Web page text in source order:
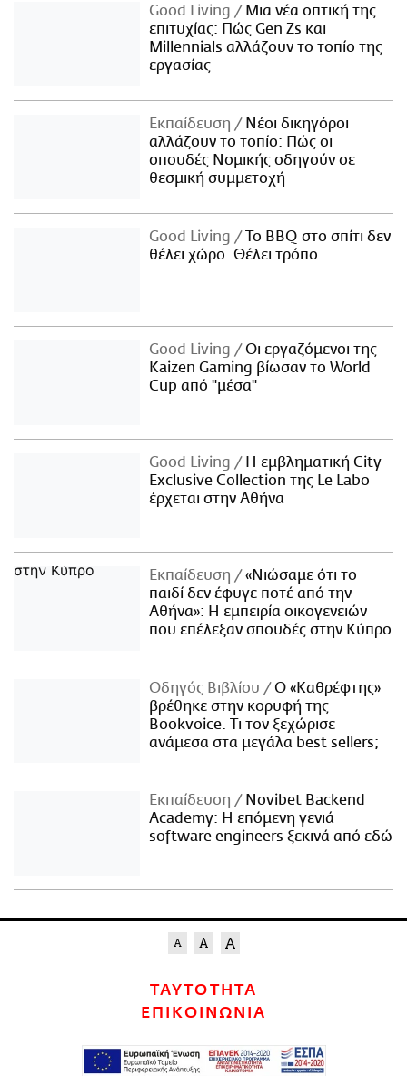
Good Living
Μια νέα οπτική της
επιτυχίας: Πώς Gen Zs και
Millennials αλλάζουν το τοπίο της
εργασίας
Εκπαίδευση
Νέοι δικηγόροι
αλλάζουν το τοπίο: Πώς οι
σπουδές Νομικής οδηγούν σε
θεσμική συμμετοχή
Good Living
Το BBQ στο σπίτι δεν
θέλει χώρο. Θέλει τρόπο.
Good Living
Οι εργαζόμενοι της
Kaizen Gaming βίωσαν το World
Cup από "μέσα"
Good Living
Η εμβληματική City
Exclusive Collection της Le Labo
έρχεται στην Αθήνα
Εκπαίδευση
«Νιώσαμε ότι το
παιδί δεν έφυγε ποτέ από την
Αθήνα»: Η εμπειρία οικογενειών
που επέλεξαν σπουδές στην Κύπρο
Οδηγός Βιβλίου
Ο «Καθρέφτης»
βρέθηκε στην κορυφή της
Bookvoice. Τι τον ξεχώρισε
ανάμεσα στα μεγάλα best sellers;
Εκπαίδευση
Novibet Backend
Academy: Η επόμενη γενιά
software engineers ξεκινά από εδώ
ΤΑΥΤΟΤΗΤΑ
ΕΠΙΚΟΙΝΩΝΙΑ